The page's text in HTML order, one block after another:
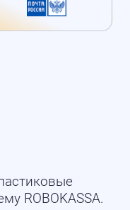
ROBOKASSA.